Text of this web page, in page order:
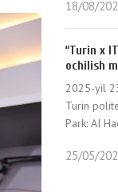
18/08/
“Turin x
ochilish
2025-yil
Turin
Park: AI
25/05/